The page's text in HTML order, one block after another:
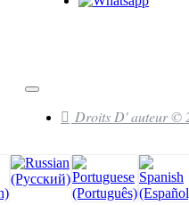
Droits D' auteur ©